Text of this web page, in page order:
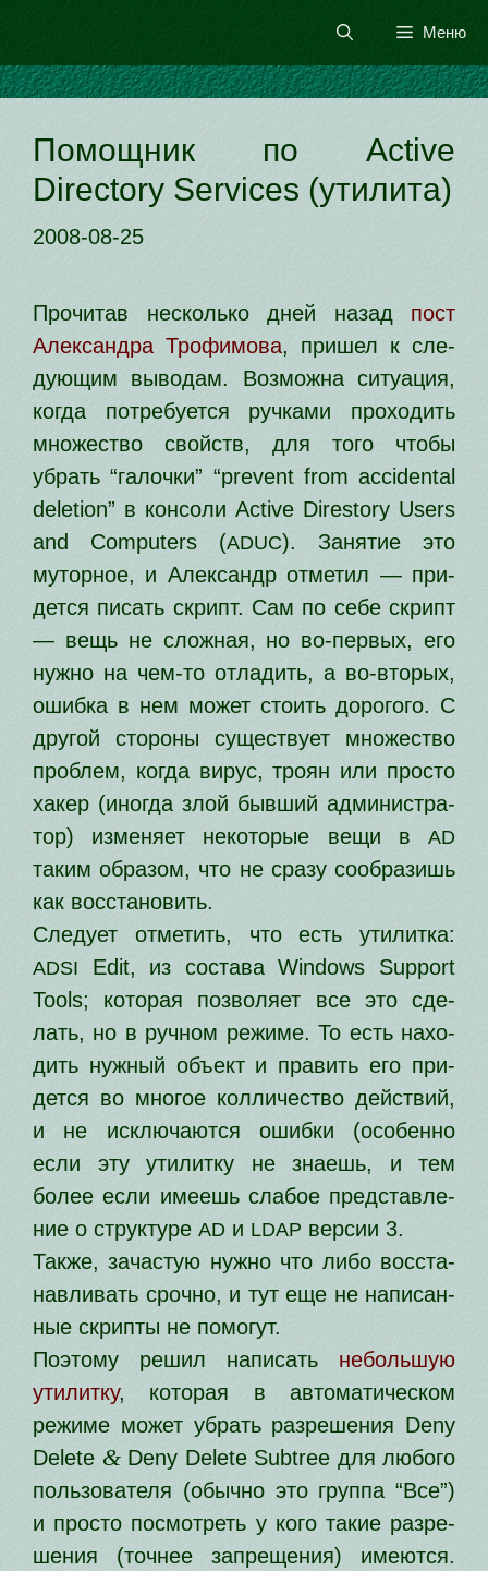
содержимому
Меню
Помощник по Active
Directory Services (ути­ли­та)
2008-08-25
Прочитав несколь­ко дней назад пост
Александра Трофимова, при­шел к сле­
ду­ю­щим выво­дам. Возможна ситу­а­ция,
когда потре­бу­ет­ся руч­ка­ми про­хо­дить
мно­же­ство свойств, для того что­бы
убрать “галоч­ки” “prevent from accidental
deletion” в кон­со­ли Active Direstory Users
and Computers (ADUC). Занятие это
мутор­ное, и Александр отме­тил — при­
дет­ся писать скрипт. Сам по себе скрипт
— вещь не слож­ная, но во-пер­вых, его
нуж­но на чем-то отла­дить, а во-вто­рых,
ошиб­ка в нем может сто­ить доро­го­го. С
дру­гой сто­ро­ны суще­ству­ет мно­же­ство
про­блем, когда вирус, тро­ян или про­сто
хакер (ино­гда злой быв­ший адми­ни­стра­
тор) изме­ня­ет неко­то­рые вещи в AD
таким обра­зом, что не сра­зу сооб­ра­зишь
как восстановить.
Следует отме­тить, что есть ути­лит­ка:
ADSI Edit, из соста­ва Windows Support
Tools; кото­рая поз­во­ля­ет все это сде­
лать, но в руч­ном режи­ме. То есть нахо­
дить нуж­ный объ­ект и пра­вить его при­
дет­ся во мно­гое кол­ли­че­ство дей­ствий,
и не исклю­ча­ют­ся ошиб­ки (осо­бен­но
если эту ути­лит­ку не зна­ешь, и тем
более если име­ешь сла­бое пред­став­ле­
ние о струк­ту­ре AD и LDAP вер­сии 3.
Также, зача­стую нуж­но что либо вос­ста­
нав­ли­вать сроч­но, и тут еще не напи­сан­
ные скрип­ты не помогут.
Поэтому решил напи­сать неболь­шую
ути­лит­ку, кото­рая в авто­ма­ти­че­ском
режи­ме может убрать раз­ре­ше­ния Deny
Delete &Deny Delete Subtree для любо­го
поль­зо­ва­те­ля (обыч­но это груп­па “Все”)
и про­сто посмот­реть у кого такие раз­ре­
ше­ния (точ­нее запре­ще­ния) име­ют­ся.